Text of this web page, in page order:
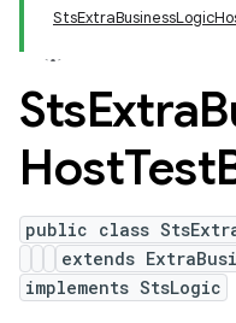
StsExtra
HostTest
public class
extends
implements StsLogic